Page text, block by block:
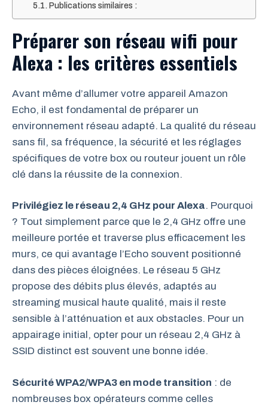
Publications similaires :
Préparer son réseau wifi pour
Alexa : les critères essentiels
Avant même d’allumer votre appareil Amazon
Echo, il est fondamental de préparer un
environnement réseau adapté. La qualité du réseau
sans fil, sa fréquence, la sécurité et les réglages
spécifiques de votre box ou routeur jouent un rôle
clé dans la réussite de la connexion.
Privilégiez le réseau 2,4 GHz pour Alexa. Pourquoi
? Tout simplement parce que le 2,4 GHz offre une
meilleure portée et traverse plus efficacement les
murs, ce qui avantage l’Echo souvent positionné
dans des pièces éloignées. Le réseau 5 GHz
propose des débits plus élevés, adaptés au
streaming musical haute qualité, mais il reste
sensible à l’atténuation et aux obstacles. Pour un
appairage initial, opter pour un réseau 2,4 GHz à
SSID distinct est souvent une bonne idée.
Sécurité WPA2/WPA3 en mode transition : de
nombreuses box opérateurs comme celles